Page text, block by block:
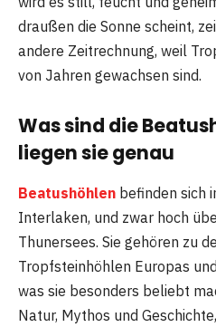
draußen die Sonne scheint,
andere Zeitrechnung, weil
von Jahren gewachsen sind.
Was sind die
liegen sie genau
Beatushöhlen befinden sich
Interlaken, und zwar hoch
Thunersees. Sie gehören zu
Tropfsteinhöhlen Europas
was sie besonders beliebt
Natur, Mythos und